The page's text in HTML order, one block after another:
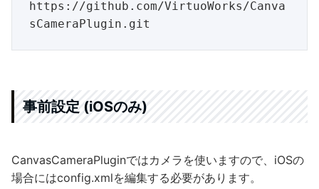
https://github.com/VirtuoWorks/Canva
事前設定 (iOSのみ)
CanvasCameraPluginではカメラを使いますので、iOSの
場合にはconfig.xmlを編集する必要があります。